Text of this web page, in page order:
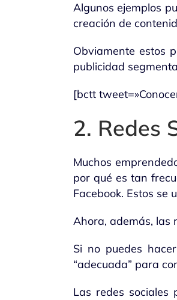
Algunos ejemplos
creación de
Obviamente estos
publicidad
[bctt
2. Redes
Muchos
por qué es tan
Facebook. Estos
Ahora, además, las
Si no puedes
“adecuada” para
Las redes